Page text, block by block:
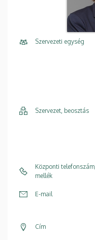
Szervezeti egység
Szervezet, beosztás
Központi telefonszám,
mellék
E-mail
Cím